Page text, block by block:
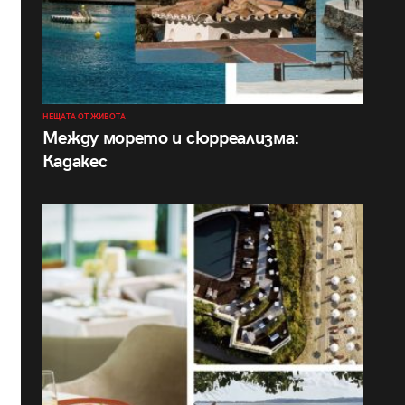
НЕЩАТА ОТ ЖИВОТА
Между морето и сюрреализма:
Кадакес